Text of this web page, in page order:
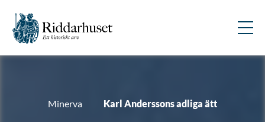
Minerva Karl Anderssons adliga ätt